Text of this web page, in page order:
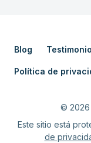
Blog
Política de
© 2026
Este sitio está
de